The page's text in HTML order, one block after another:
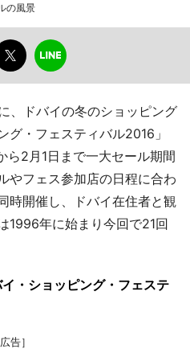
の風景
、ドバイの冬のショッピング
グ・フェスティバル2016」
ら2月1日まで一大セール期間
やフェス参加店の日程に合わ
時開催し、ドバイ在住者と観
1996年に始まり今回で21回
・ショッピング・フェステ
広告］